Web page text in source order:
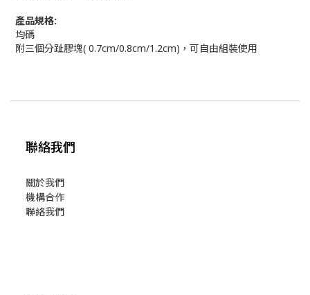
產品規格:
均碼
附三個分趾膠塊( 0.7cm/0.8cm/1.2cm)，可自由組裝使用
聯絡我們
關於我們
機構合作
聯絡我們